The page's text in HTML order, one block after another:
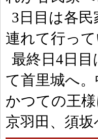
3日目は各
連れて行っ
最終日4日
て首里城へ
かつての王
京羽田、須